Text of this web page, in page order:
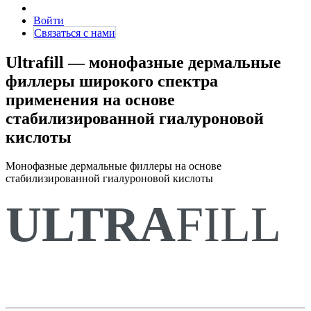
Войти
Связаться с нами
Ultrafill — монофазные дермальные
филлеры широкого спектра
применения на основе
стабилизированной гиалуроновой
кислоты
Монофазные дермальные филлеры на основе
стабилизированной гиалуроновой кислоты
ULTRAFILL